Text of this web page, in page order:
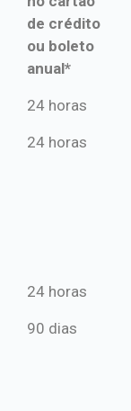
de crédito
ou boleto
anual*
*Pagamento
de crédito
24 horas
24 horas
24 horas
90 dias